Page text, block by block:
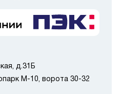
д.31Б
М-10, ворота 30-32